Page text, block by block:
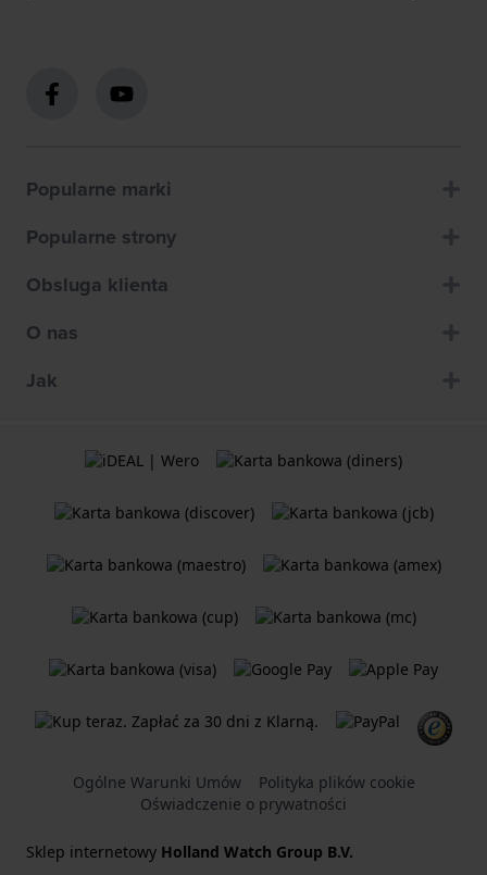
Popularne marki
Popularne strony
Obsluga klienta
O nas
Jak
Ogólne Warunki Umów
Polityka plików cookie
Oświadczenie o prywatności
Sklep internetowy Holland Watch Group B.V.